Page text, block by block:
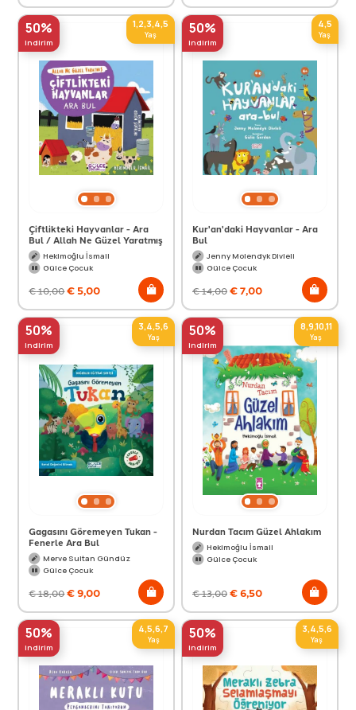
50%
indirim
1,2,3,4,5
Yaş
Çiftlikteki Hayvanlar - Ara
Bul / Allah Ne Güzel Yaratmış
Hekimoğlu İsmail
Gülce Çocuk
€10,00€ 5,00
50%
indirim
4,5
Yaş
Kur'an'daki Hayvanlar - Ara
Bul
Jenny Molendyk Divleli
Gülce Çocuk
€14,00€7,00
50%
indirim
3,4,5,6
Yaş
Gagasını Göremeyen Tukan -
Fenerle Ara Bul
Merve Sultan Gündüz
Gülce Çocuk
€18,00€9,00
50%
indirim
8,9,10,11
Yaş
Nurdan Tacım Güzel Ahlakım
Hekimoğlu İsmail
Gülce Çocuk
€13,00€6,50
50%
indirim
4,5,6,7
Yaş 50%
indirim
3,4,5,6
Yaş